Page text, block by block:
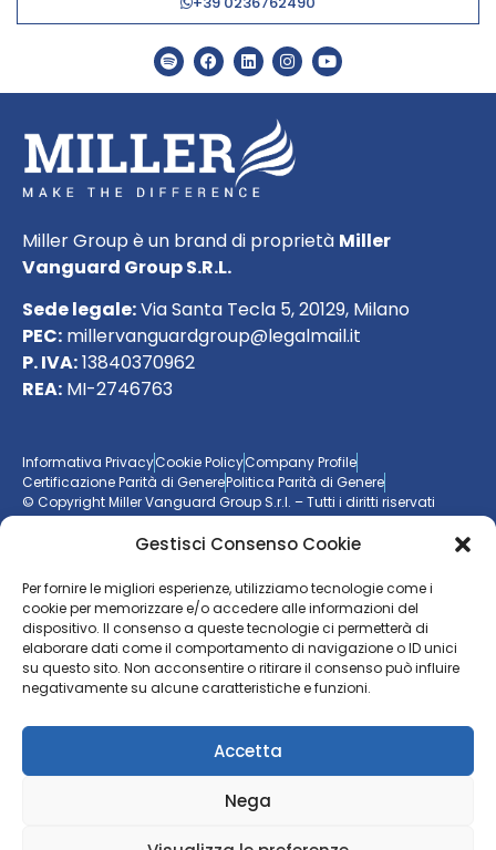
Gestisci Consenso Cookie
Per fornire le migliori esperienze, utilizziamo tecnologie come i
cookie per memorizzare e/o accedere alle informazioni del
dispositivo. Il consenso a queste tecnologie ci permetterà di
elaborare dati come il comportamento di navigazione o ID unici
su questo sito. Non acconsentire o ritirare il consenso può influire
negativamente su alcune caratteristiche e funzioni.
Accetta
Nega
Miller Group è un brand di proprietà Miller
Vanguard Group S.R.L.
Sede legale:Via Santa Tecla 5, 20129, Milano
PEC: millervanguardgroup@legalmail.it
P. IVA:13840370962
REA: MI-2746763
Informativa PrivacyCookie PolicyCompany Profile
Certificazione Parità di GenerePolitica Parità di Genere
© Copyright Miller Vanguard Group S.r.l. – Tutti i diritti riservati
Vuoi essere aggiornato sul mondo delle imprese?
Resta sempre un passo avanti con la nostranewsletter
ISCRIVITI ALLA NEWSLETTER